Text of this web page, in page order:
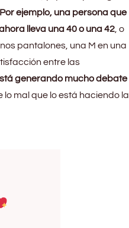
Por ejemplo, una persona que
lleva una 40 o una 42 , o
pantalones, una M en una
entre las
generando mucho debate
mal que lo está haciendo la